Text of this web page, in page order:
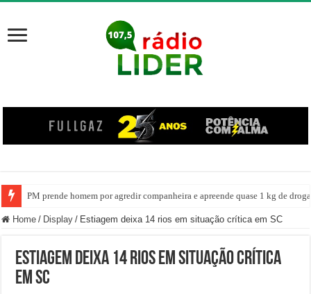
PM prende homem por agredir companheira e apreende quase 1 kg de
Home / Display / Estiagem deixa 14 rios em situação crítica em SC
Estiagem deixa 14 rios em situação crítica
em SC